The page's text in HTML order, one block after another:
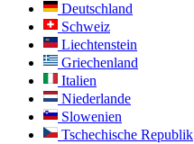
Deutschland
Schweiz
Liechtenstein
Griechenland
Italien
Niederlande
Slowenien
Tschechische Republik